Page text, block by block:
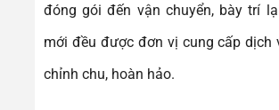
đóng gói đến vận chuyển, bày trí
mới đều được đơn vị cung cấp dịch
chỉnh chu, hoàn hảo.